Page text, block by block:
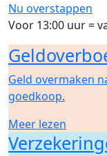
Nu overstappen
Voor 13:00 uur =
Geld overmaken
goedkoop.
Meer lezen